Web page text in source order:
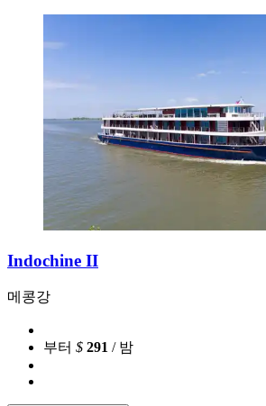
Indochine II
메콩강
부터 $ 291 / 밤